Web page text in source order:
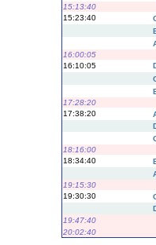
15:13:40
15:23:40
16:00:05
16:10:05
17:28:20
17:38:20
18:16:00
18:34:40
19:15:30
19:30:30
19:47:40
20:02:40